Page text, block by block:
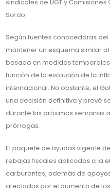
sindicales de UGT y
Sordo.
Según fuentes conocedoras
mantener un esquema similar
basado en medidas
función de la evolución de la
internacional. No obstante, el
una decisión definitiva y prevé
durante las próximas semanas
prórrogas.
El paquete de ayudas vigente
rebajas fiscales aplicadas a la
carburantes, además de
afectados por el aumento de